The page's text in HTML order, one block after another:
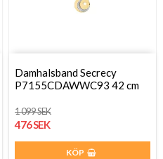
Damhalsband Secrecy
P7155CDAWWC93 42 cm
1 099 SEK
476 SEK
KÖP